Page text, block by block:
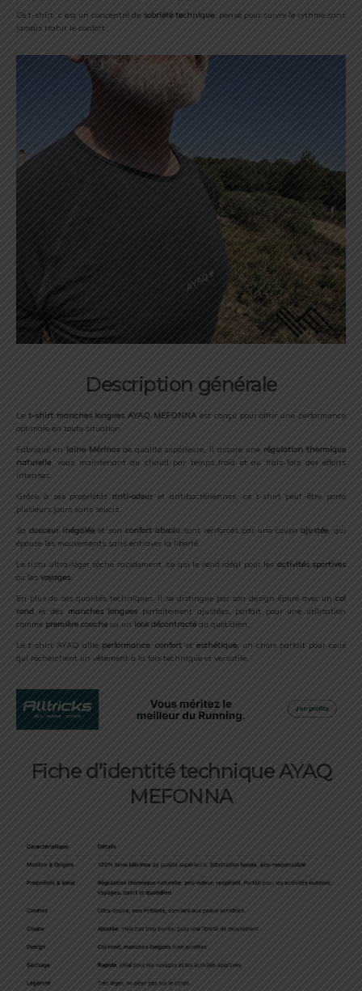
Ce t-shirt, c’est un concentré de sobriété technique , pensé pour suivre le rythme sans
jamais trahir le confort.
Description générale
Le t-shirt manches longues AYAQ MEFONNA est conçu pour offrir une performance
optimale en toute situation.
Fabriqué en laine Mérinosde qualité supérieure, il assure une régulation thermique
naturelle , vous maintenant au chaud par temps froid et au frais lors des efforts
intenses.
Grâce à ses propriétésanti-odeur et antibactériennes, ce t-shirt peut être porté
plusieurs jours sans soucis.
Sa douceur inégalée et son confort absolu sont renforcés par une coupe ajustée, qui
épouse les mouvements sans entraver la liberté.
Le tissu ultra-léger sèche rapidement, ce qui le rend idéal pour les activités sportives
ou les voyages.
En plus de ses qualités techniques, il se distingue par son design épuré avec un col
rond et des manches longues parfaitement ajustées, parfait pour une utilisation
comme première couche ou un look décontracté au quotidien.
Le t-shirt AYAQ allie performance,confort et esthétique, un choix parfait pour ceux
qui recherchent un vêtement à la fois technique et versatile.
Fiche d’identité technique AYAQ
MEFONNA